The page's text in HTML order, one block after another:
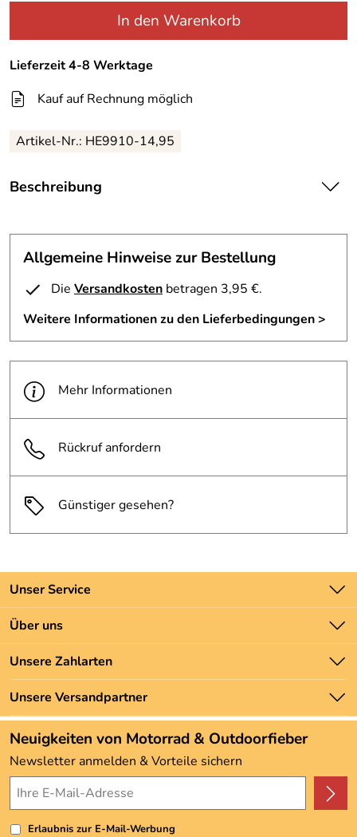
In den Warenkorb
Lieferzeit 4-8 Werktage
Kauf auf Rechnung möglich
Artikel-Nr.: HE9910-14,95
Beschreibung
Farbe: schwarz, Gläser sind getönt. enganliegendes
Kunststoff-Gestell, gut abdichtend an den Augen durch
Schaum auf der Brilleninnenseite, verstellbares
Brillenband. Brille wird unter dem Helm getragen. One
Allgemeine Hinweise zur Bestellung
Die Versandkosten betragen 3,95 €.
Weitere Informationen zu den Lieferbedingungen >
Mehr Informationen
Rückruf anfordern
Günstiger gesehen?
Unser Service
Kontakt
Batteriegesetz
Newsletter
Zahlung und Versand
Über uns
Unsere Bestseller
Marken
Neu
Angebote
Kundenbewertungen (3.493)
4,9/5*****
Unsere Zahlarten
Unsere Versandpartner
Neuigkeiten von Motorrad & Outdoorfieber
Newsletter anmelden & Vorteile sichern
Erlaubnis zur E-Mail-Werbung